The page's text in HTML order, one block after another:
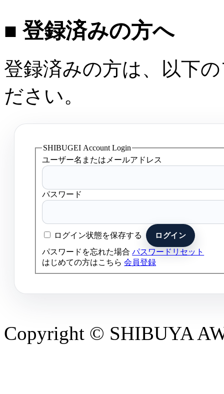
■ 登録済みの方へ
登録済みの方は、以下
ださい。
SHIBUGEI Account Login
ユーザー名またはメールアドレス
パスワード
ログイン状態を保存する
パスワードを忘れた場合パスワードリセット
はじめての方はこちら会員登録
Copyright © SHIBUYA